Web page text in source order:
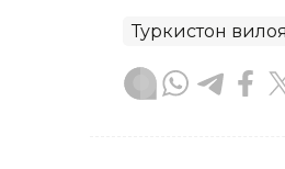
Туркистон